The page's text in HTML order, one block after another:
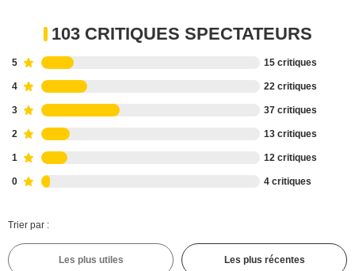
103 CRITIQUES SPECTATEURS
5 15 critiques
4 22 critiques
3 37 critiques
2 13 critiques
1 12 critiques
0 4 critiques
Trier par :
Les plus utiles Les plus récentes